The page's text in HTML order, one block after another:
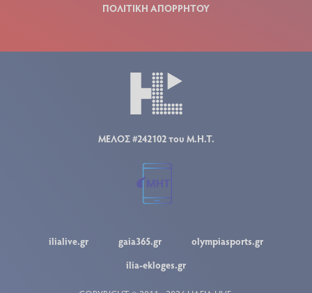
ΠΟΛΙΤΙΚΗ ΑΠΟΡΡΗΤΟΥ
ΜΕΛΟΣ #242102 του Μ.Η.Τ.
ilialive.gr gaia365.gr
olympiasports.gr
ilia-ekloges.gr